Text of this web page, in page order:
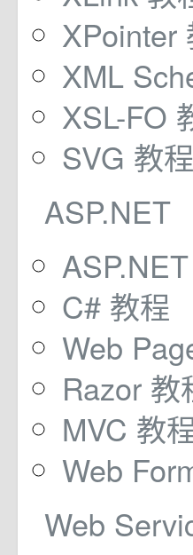
XPointer
XML
XSL-FO
SVG 教程
ASP.NET
C# 教程
Web
Razor 教
MVC 教
Web
Web